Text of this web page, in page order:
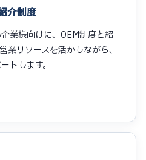
介制度
業様向けに、OEM制度と紹
業リソースを活かしながら、
トします。